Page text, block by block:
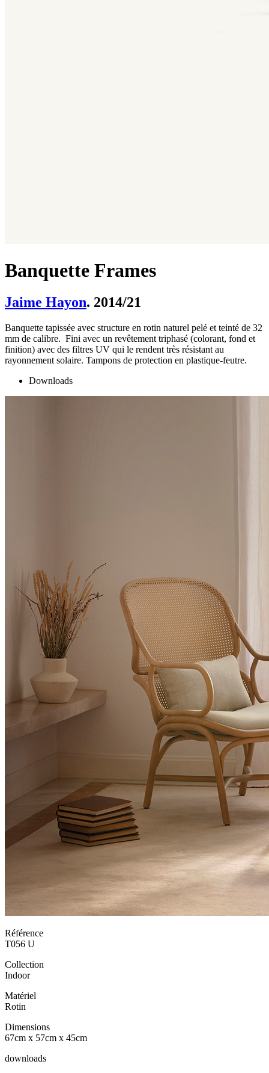
Banquette Frames
Jaime Hayon. 2014/21
Banquette tapissée avec structure en rotin naturel pelé et teinté de 32
mm de calibre. Fini avec un revêtement triphasé (colorant, fond et
finition) avec des filtres UV qui le rendent très résistant au
rayonnement solaire. Tampons de protection en plastique-feutre.
Downloads
Référence
T056 U
Collection
Indoor
Matériel
Rotin
Dimensions
67cm x 57cm x 45cm
downloads